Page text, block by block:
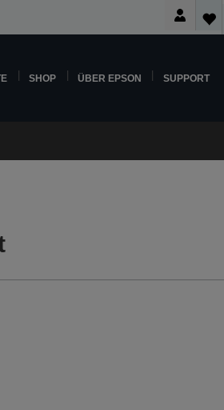
SHOP ÜBER EPSON SUPPORT